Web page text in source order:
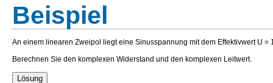
Beispiel
An einem linearen Zweipol liegt eine Sinusspannung mit dem Effektivwert U
Berechnen Sie den komplexen Widerstand und den komplexen Leitwert.